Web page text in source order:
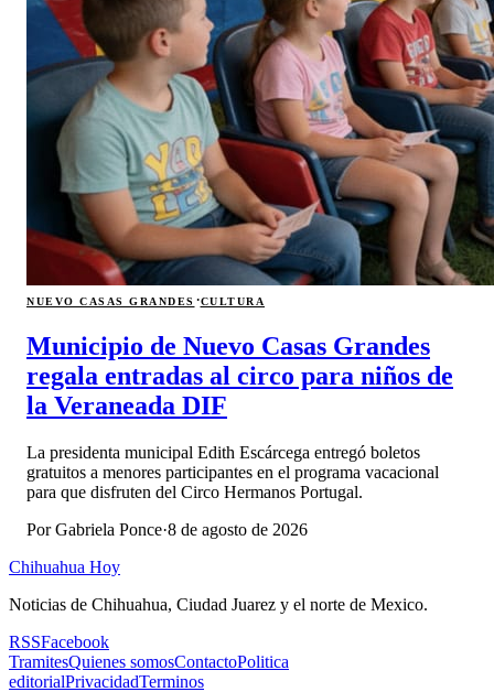
NUEVO CASAS GRANDES ·CULTURA
Municipio de Nuevo Casas Grandes
regala entradas al circo para niños de
la Veraneada DIF
La presidenta municipal Edith Escárcega entregó boletos
gratuitos a menores participantes en el programa vacacional
para que disfruten del Circo Hermanos Portugal.
PorGabriela Ponce·8 de agosto de 2026
Chihuahua Hoy
Noticias de Chihuahua, Ciudad Juarez y el norte de Mexico.
RSSFacebook
TramitesQuienes somosContactoPolitica
editorialPrivacidadTerminos